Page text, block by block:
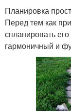
Планировка
Перед тем как
спланировать
гармоничный и